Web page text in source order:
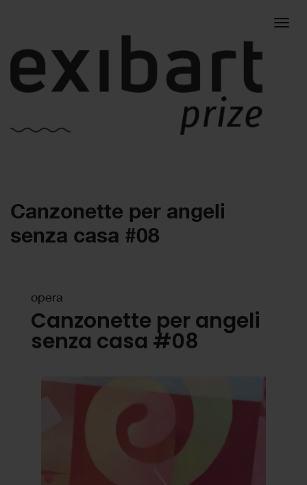
Canzonette per angeli
senza casa #08
opera
Canzonette per angeli
senza casa #08